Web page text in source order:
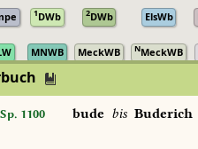
1DWb 2DWb ElsWb
MNWB MeckWB NMeckWB
1100 bude bis Buderich